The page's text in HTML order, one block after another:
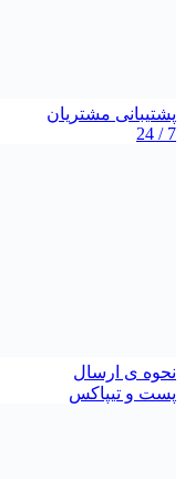
پشتیبانی مشتریان
7 / 24
نحوه ی ارسال
پست و تیپاکس